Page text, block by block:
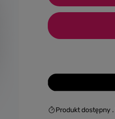
Produkt dostępny